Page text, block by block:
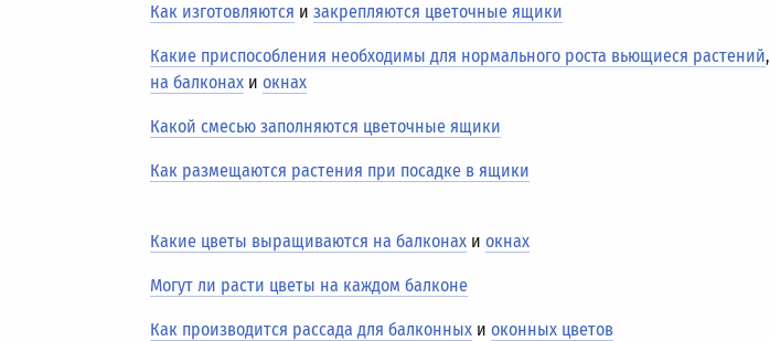
Как изготовляются изакрепляются цветочные ящики
Какие приспособления необходимы для нормального роста вьющиеся растений,
на балконах иокнах
Какой смесью заполняются цветочные ящики
Как размещаются растения при посадке в ящики
Какие цветы выращиваются на балконах иокнах
Могут ли расти цветы на каждом балконе
Как производится рассада для балконных иоконных цветов